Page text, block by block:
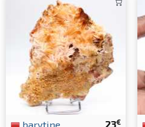
23€
barytine